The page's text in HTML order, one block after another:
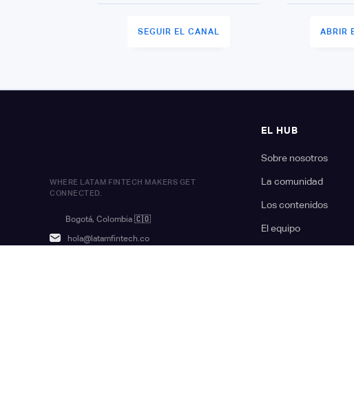
SEGUIR EL CANAL ABRIR
WHERE LATAM FINTECH MAKERS GET
CONNECTED.
Bogotá, Colombia 🇨🇴
hola@latamfintech.co
EL HUB
Sobre nosotros
La comunidad
Los contenidos
El equipo